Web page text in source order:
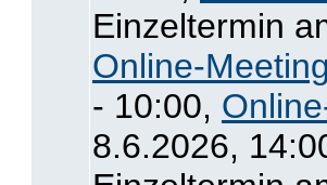
Einzeltermin
Online-
- 10:00,
8.6.2026,